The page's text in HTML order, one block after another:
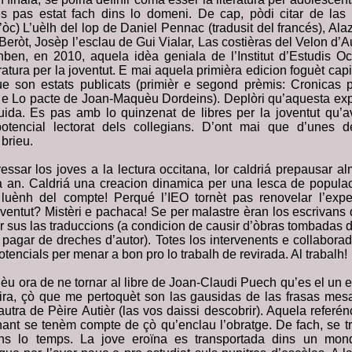
pas estat fach dins lo domeni. De cap, pòdi citar de las
L’uèlh del lop de Daniel Pennac (tradusit del francés),
Josèp l’esclau de Gui Vialar, Las costièras del Velon
en 2010, aquela idèa geniala de l’Institut d’Estudis
per la joventut. E mai aquela primièra edicion foguèt
son estats publicats (primièr e segond prèmis: Cronicas
e Lo pacte de Joan-Maquèu Dordeins). Deplòri qu’aquesta
Es pas amb lo quinzenat de libres per la joventut
lectorat dels collegians. D’ont mai que d’unes
los joves a la lectura occitana, lor caldriá prepausar
an. Caldriá una creacion dinamica per una lesca de
del compte! Perqué l’IEO tornèt pas renovelar
Mistèri e pachaca! Se per malastre èran los escrivans
sus las traduccions (a condicion de causir d’òbras tombadas
de dreches d’autor). Totes los intervenents e
per menar a bon pro lo trabalh de revirada. Al trabalh!
ora de ne tornar al libre de Joan-Claudi Puech qu’es el un
çò que me pertoquèt son las gausidas de las frasas
de Pèire Autièr (las vos daissi descobrir). Aquela
se tenèm compte de çò qu’enclau l’obratge. De fach, se
lo temps. La jove eroïna es transportada dins un